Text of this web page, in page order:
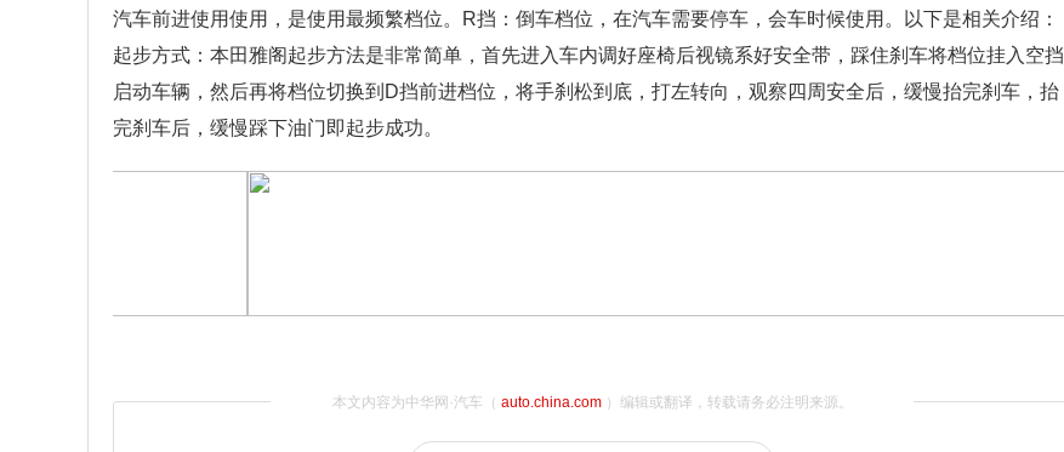
汽车前进使用使用，是使用最频繁档位。R挡：倒车档位，在汽车需要停车，会车时候使用。以下是相关介绍：
起步方式：本田雅阁起步方法是非常简单，首先进入车内调好座椅后视镜系好安全带，踩住刹车将档位挂入空挡
启动车辆，然后再将档位切换到D挡前进档位，将手刹松到底，打左转向，观察四周安全后，缓慢抬完刹车，抬
完刹车后，缓慢踩下油门即起步成功。
本文内容为中华网·汽车（ auto.china.com）编辑或翻译，转载请务必注明来源。